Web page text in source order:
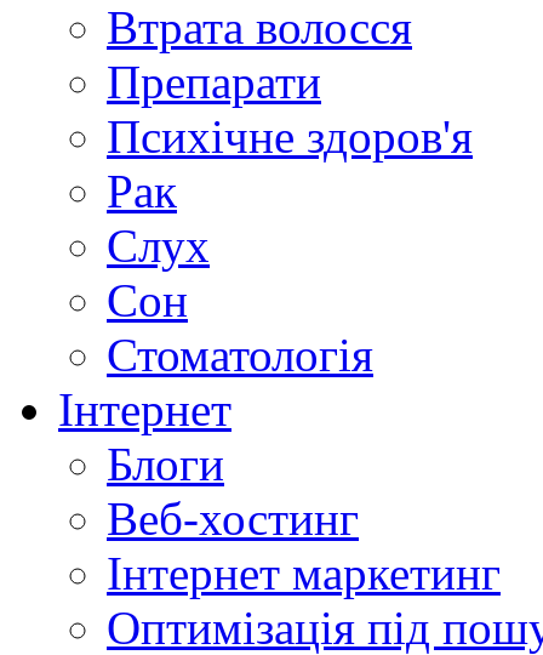
Втрата волосся
Препарати
Психічне здоров'я
Рак
Слух
Сон
Стоматологія
Інтернет
Блоги
Веб-хостинг
Інтернет маркетинг
Оптимізація під